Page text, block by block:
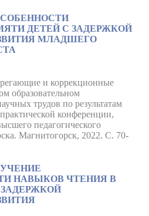
ДЕТЕЙ С ЗАДЕРЖКОЙ
МЛАДШЕГО
и коррекционные
образовательном
трудов по результатам
конференции,
педагогического
Магнитогорск, 2022. С. 70-
НАВЫКОВ ЧТЕНИЯ В